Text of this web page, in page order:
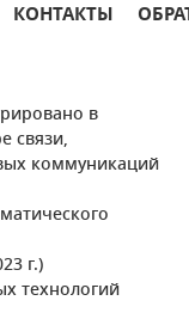
КОНТАКТЫ
в
связи,
коммуникаций
г.)
технологий